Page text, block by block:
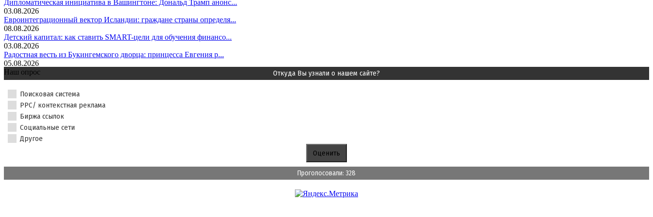
Дипломатическая инициатива в Вашингтоне: Дональд Трамп анонс...
03.08.2026
Евроинтеграционный вектор Исландии: граждане страны определя...
08.08.2026
Детский капитал: как ставить SMART-цели для обучения финансо...
03.08.2026
Радостная весть из Букингемского дворца: принцесса Евгения р...
05.08.2026
Наш опрос
Откуда Вы узнали о нашем сайте?
Поисковая система
PPC/ контекстная реклама
Биржа ссылок
Социальные сети
Другое
Проголосовали: 328